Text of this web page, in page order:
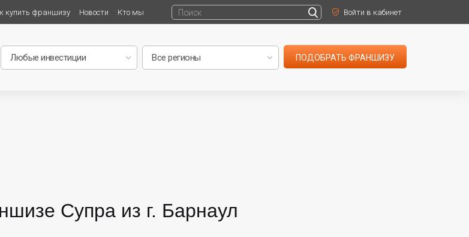
купить франшизу Новости Кто мы Войти в кабинет
ПОДОБРАТЬ ФРАНШИЗУ
Супра из г. Барнаул